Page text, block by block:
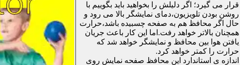
قرار می گیرد؛ اگر دلیلش را بخواهید باید بگوییم با
روشن بودن تلویزیون،دمای نمایشگر بالا می رود و
حال اگر محافظ هم به صفحه چسبیده باشد،حرارت
همچنان بالاتر خواهد رفت.اما این کار باعث جریان
یافتن هوا بین محافظ و نمایشگر خواهد شد که
حرارت را کمتر خواهد کرد.
اندازه ی استاندارد این محافظ صفحه نمایش روی